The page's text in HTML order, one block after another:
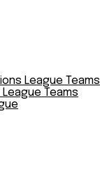
League Teams
League Teams